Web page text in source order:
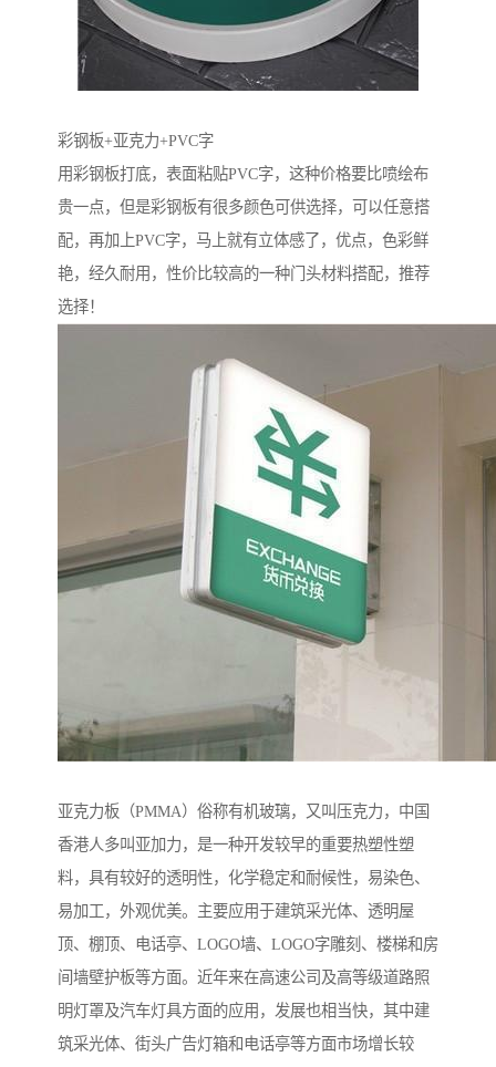
彩钢板+亚克力+PVC字
用彩钢板打底，表面粘贴PVC字，这种价格要比喷绘布
贵一点，但是彩钢板有很多颜色可供选择，可以任意搭
配，再加上PVC字，马上就有立体感了，优点，色彩鲜
艳，经久耐用，性价比较高的一种门头材料搭配，推荐
选择！
亚克力板（PMMA）俗称有机玻璃，又叫压克力，中国
香港人多叫亚加力，是一种开发较早的重要热塑性塑
料，具有较好的透明性，化学稳定和耐候性，易染色、
易加工，外观优美。主要应用于建筑采光体、透明屋
顶、棚顶、电话亭、LOGO墙、LOGO字雕刻、楼梯和房
间墙壁护板等方面。近年来在高速公司及高等级道路照
明灯罩及汽车灯具方面的应用，发展也相当快，其中建
筑采光体、街头广告灯箱和电话亭等方面市场增长较